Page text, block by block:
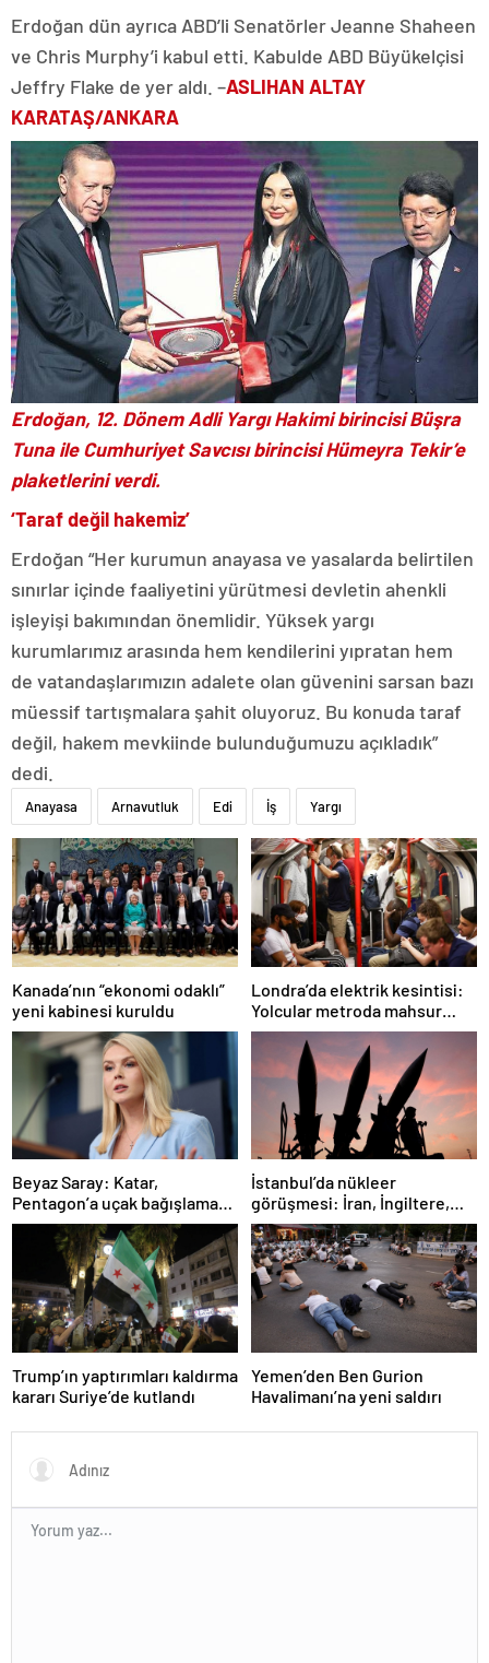
Erdoğan dün ayrıca ABD’li Senatörler Jeanne Shaheen
ve Chris Murphy’i kabul etti. Kabulde ABD Büyükelçisi
Jeffry Flake de yer aldı. –ASLIHAN ALTAY
KARATAŞ/ANKARA
Erdoğan, 12. Dönem Adli Yargı Hakimi birincisi Büşra
Tuna ile Cumhuriyet Savcısı birincisi Hümeyra Tekir’e
plaketlerini verdi.
‘Taraf değil hakemiz’
Erdoğan “Her kurumun anayasa ve yasalarda belirtilen
sınırlar içinde faaliyetini yürütmesi devletin ahenkli
işleyişi bakımından önemlidir. Yüksek yargı
kurumlarımız arasında hem kendilerini yıpratan hem
de vatandaşlarımızın adalete olan güvenini sarsan bazı
müessif tartışmalara şahit oluyoruz. Bu konuda taraf
değil, hakem mevkiinde bulunduğumuzu açıkladık”
dedi.
Anayasa Arnavutluk Edi İş Yargı
Kanada’nın “ekonomi odaklı”
yeni kabinesi kuruldu
Londra’da elektrik kesintisi:
Yolcular metroda mahsur
kaldı
Beyaz Saray: Katar,
Pentagon’a uçak bağışlamayı
teklif etti
İstanbul’da nükleer
görüşmesi: İran, İngiltere,
Fransa ve Almanya buluşacak
Trump’ın yaptırımları kaldırma
kararı Suriye’de kutlandı
Yemen’den Ben Gurion
Havalimanı’na yeni saldırı